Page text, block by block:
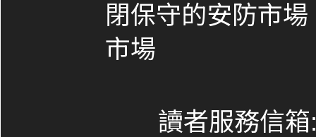
閉保守的安防市
市場
讀者服務信